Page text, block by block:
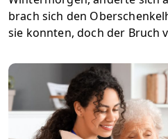
brach sich den
sie konnten, doch der Bruch